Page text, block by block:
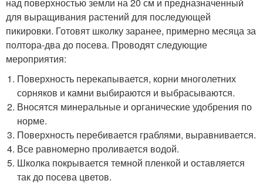
для выращивания растений для последующей
пикировки. Готовят школку заранее, примерно месяца за
полтора-два до посева. Проводят следующие
мероприятия:
Поверхность перекапывается, корни многолетних
сорняков и камни выбираются и выбрасываются.
Вносятся минеральные и органические удобрения по
норме.
Поверхность перебивается граблями, выравнивается.
Все равномерно проливается водой.
Школка покрывается темной пленкой и оставляется
так до посева цветов.